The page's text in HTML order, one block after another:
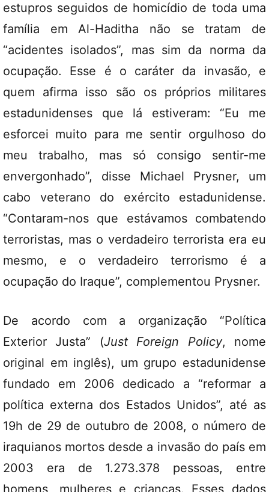
estupros seguidos de homicídio de toda uma
família em Al-Haditha não se tratam de
“acidentes isolados”, mas sim da norma da
ocupação. Esse é o caráter da invasão, e
quem afirma isso são os próprios militares
estadunidenses que lá estiveram: “Eu me
esforcei muito para me sentir orgulhoso do
meu trabalho, mas só consigo sentir-me
envergonhado”, disse Michael Prysner, um
cabo veterano do exército estadunidense.
“Contaram-nos que estávamos combatendo
terroristas, mas o verdadeiro terrorista era eu
mesmo, e o verdadeiro terrorismo é a
ocupação do Iraque”, complementou Prysner.
De acordo com a organização “Política
Exterior Justa” (Just Foreign Policy, nome
original em inglês), um grupo estadunidense
fundado em 2006 dedicado a “reformar a
política externa dos Estados Unidos”, até as
19h de 29 de outubro de 2008, o número de
iraquianos mortos desde a invasão do país em
2003 era de 1.273.378 pessoas, entre
homens, mulheres e crianças. Esses dados